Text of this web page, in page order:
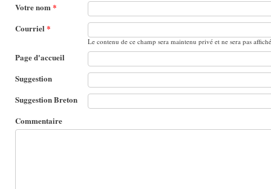
Votre nom*
Courriel *
Le contenu de ce champ sera maintenu privé et ne sera pas
Page d'accueil
Suggestion
Suggestion Breton
Commentaire